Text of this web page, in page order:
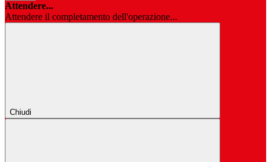
Attendere...
Attendere il completamento dell'operazione...
Chiudi